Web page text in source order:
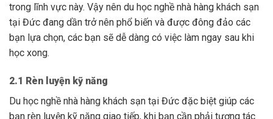
trong lĩnh vực này. Vậy nên du học nghề nhà hàng khách sạn
tại Đức đang dần trở nên phổ biến và được đông đảo các
bạn lựa chọn, các bạn sẽ dễ dàng có việc làm ngay sau khi
học xong.
2.1 Rèn luyện kỹ năng
Du học nghề nhà hàng khách sạn tại Đức đặc biệt giúp các
bạn rèn luyện kỹ năng giao tiếp, khi bạn cần phải tương tác